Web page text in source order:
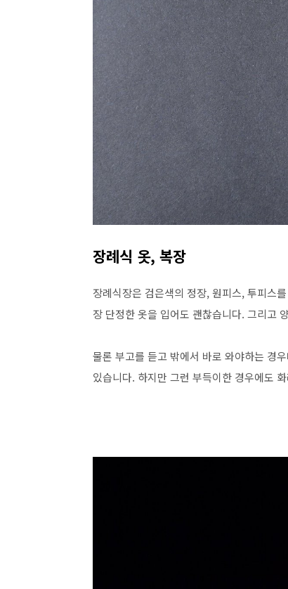
장례식 옷, 복장
장례식장은 검은색의 정장, 원피스, 투피스
장 단정한 옷을 입어도 괜찮습니다. 그리고
물론 부고를 듣고 밖에서 바로 와야하는 경
있습니다. 하지만 그런 부득이한 경우에도